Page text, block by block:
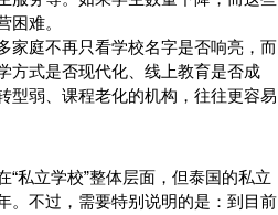
困难。
家庭不再只看学校名字是否响亮，而
方式是否现代化、线上教育是否成
型弱、课程老化的机构，往往更容易
私立学校”整体层面，但泰国的私立
。不过，需要特别说明的是：到目前